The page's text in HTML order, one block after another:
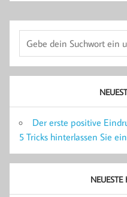
Der erste positive
5 Tricks hinterlassen Sie